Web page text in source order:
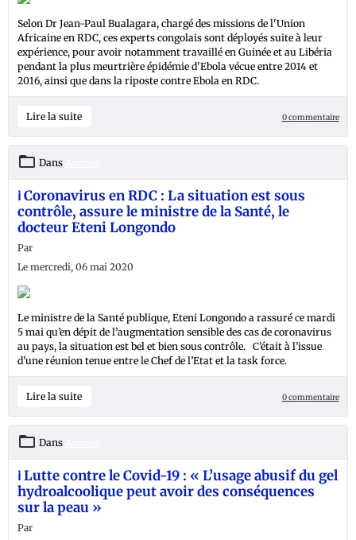
Selon Dr Jean-Paul Bualagara, chargé des missions de l'Union
Africaine en RDC, ces experts congolais sont déployés suite à leur
expérience, pour avoir notamment travaillé en Guinée et au Libéria
pendant la plus meurtrière épidémie d'Ebola vécue entre 2014 et
2016, ainsi que dans la riposte contre Ebola en RDC.
Lire la suite 0 commentaire
Dans
ℹ️ Coronavirus en RDC : La situation est sous
contrôle, assure le ministre de la Santé, le
docteur Eteni Longondo
Par
Le mercredi, 06 mai 2020
Le ministre de la Santé publique, Eteni Longondo a rassuré ce mardi
5 mai qu’en dépit de l’augmentation sensible des cas de coronavirus
au pays, la situation est bel et bien sous contrôle. C’était à l’issue
d’une réunion tenue entre le Chef de l’Etat et la task force.
Lire la suite 0 commentaire
Dans
ℹ️ Lutte contre le Covid-19 : « L’usage abusif du gel
hydroalcoolique peut avoir des conséquences
sur la peau »
Par